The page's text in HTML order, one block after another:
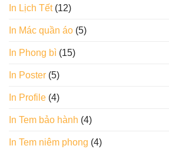
In Lịch Tết(12)
In Mác quần áo (5)
In Phong bì (15)
In Poster (5)
In Profile (4)
In Tem bảo hành (4)
In Tem niêm phong (4)